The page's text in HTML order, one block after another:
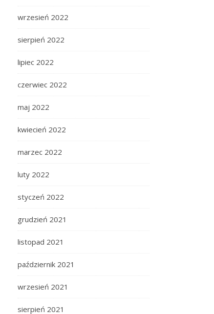
wrzesień 2022
sierpień 2022
lipiec 2022
czerwiec 2022
maj 2022
kwiecień 2022
marzec 2022
luty 2022
styczeń 2022
grudzień 2021
listopad 2021
październik 2021
wrzesień 2021
sierpień 2021